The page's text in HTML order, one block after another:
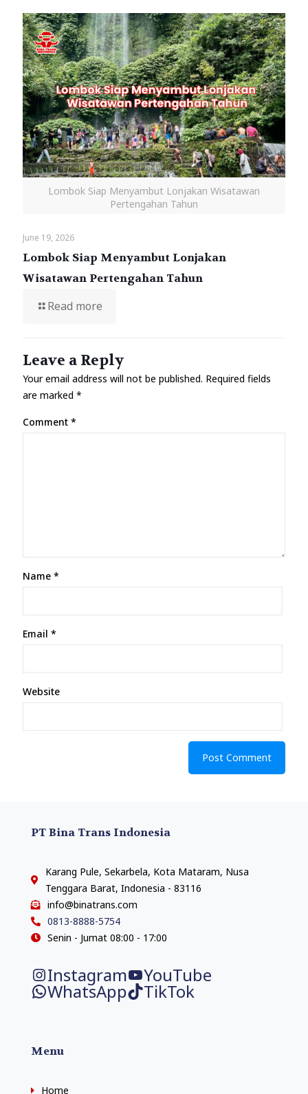
Lombok Siap Menyambut Lonjakan Wisatawan
Pertengahan Tahun
June 19, 2026
Lombok Siap Menyambut Lonjakan
Wisatawan Pertengahan Tahun
Read more
Leave a Reply
Your email address will not be published. Required fields
are marked *
Comment *
Name *
Email *
Website
PT Bina Trans Indonesia
Karang Pule, Sekarbela, Kota Mataram, Nusa
Tenggara Barat, Indonesia - 83116
info@binatrans.com
0813-8888-5754
Senin - Jumat 08:00 - 17:00
Instagram YouTube
WhatsApp TikTok
Menu
Home